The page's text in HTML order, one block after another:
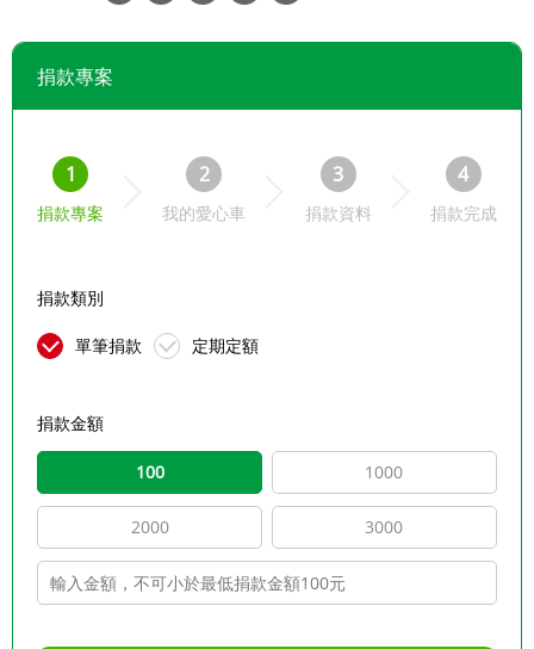
捐款專案
1
捐款專案
2
我的愛心車
3
捐款資料
4
捐款完成
捐款類別
單筆捐款 定期定額
捐款金額
100 1000
2000 3000